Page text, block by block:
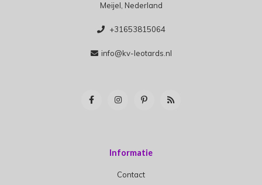
Meijel, Nederland
+31653815064
info@kv-leotards.nl
Informatie
Contact